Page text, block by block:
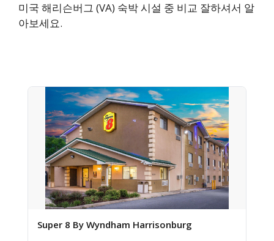
미국 해리슨버그 (VA) 숙박 시설 중 비교 잘하셔서 알
아보세요.
Super 8 By Wyndham Harrisonburg